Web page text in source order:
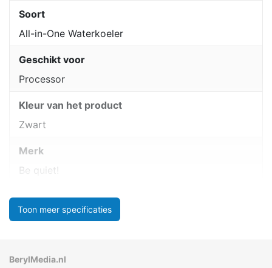
Soort
All-in-One Waterkoeler
Geschikt voor
Processor
Kleur van het product
Zwart
Merk
Be quiet!
Toon meer specificaties
BerylMedia.nl